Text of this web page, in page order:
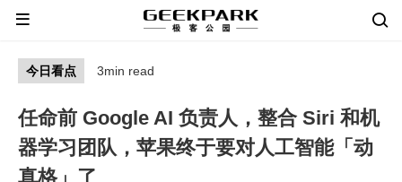
今日看点 3min read
任命前 Google AI 负责人，整合 Siri 和机
器学习团队，苹果终于要对人工智能「动
真格」了